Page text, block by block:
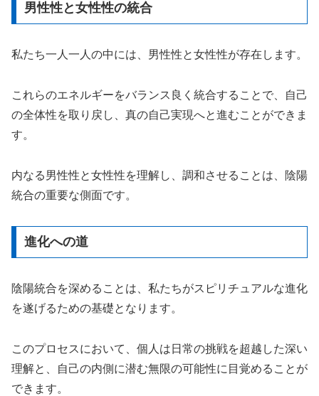
男性性と女性性の統合
私たち一人一人の中には、男性性と女性性が存在します。
これらのエネルギーをバランス良く統合することで、自己
の全体性を取り戻し、真の自己実現へと進むことができま
す。
内なる男性性と女性性を理解し、調和させることは、陰陽
統合の重要な側面です。
進化への道
陰陽統合を深めることは、私たちがスピリチュアルな進化
を遂げるための基礎となります。
このプロセスにおいて、個人は日常の挑戦を超越した深い
理解と、自己の内側に潜む無限の可能性に目覚めることが
できます。